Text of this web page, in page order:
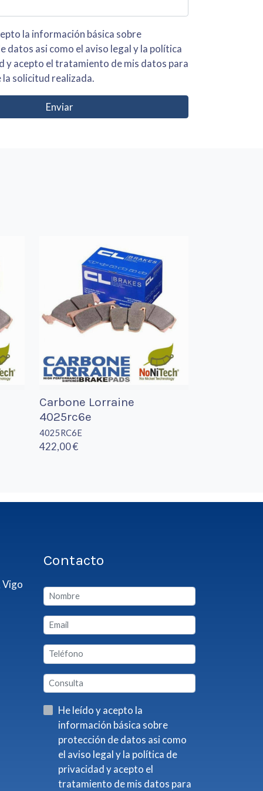
sobre
legal y la política
solicitud realizada.
Enviar
Carbone Lorraine
4025rc6e
4025RC6E
422,00 €
Vigo
Contacto
He leído y acepto la
información básica sobre
protección de datos asi como
el aviso legal y la política de
privacidad y acepto el
tratamiento de mis datos para